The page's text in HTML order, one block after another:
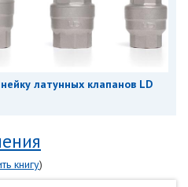
латунных клапанов LD
книгу)